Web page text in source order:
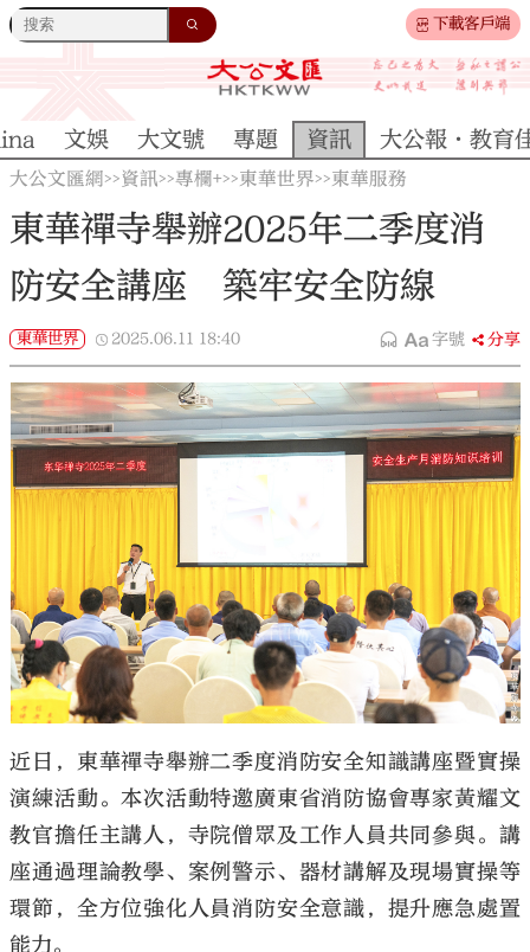
下載客戶端
大公文匯
文娛 大文號 專題 資訊 大公報·教育
大公文匯網>>資訊>>專欄+>>東華世界>>東華服務
東華禪寺舉辦2025年二季度消
防安全講座 築牢安全防線
東華世界 2025.06.11 18:40 字號 分享
近日，東華禪寺舉辦二季度消防安全知識講座暨實操
演練活動。本次活動特邀廣東省消防協會專家黃耀文
教官擔任主講人，寺院僧眾及工作人員共同參與。講
座通過理論教學、案例警示、器材講解及現場實操等
環節，全方位強化人員消防安全意識，提升應急處置
能力。